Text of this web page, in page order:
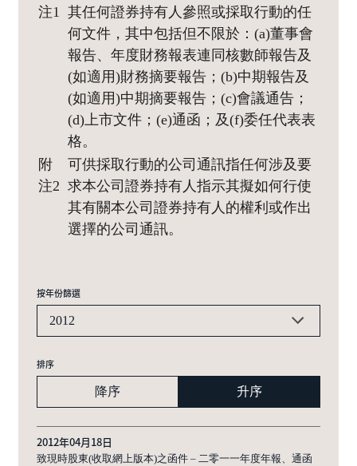
注1 其任何證券持有人參照或採取行動的任
何文件，其中包括但不限於：(a)董事會
報告、年度財務報表連同核數師報告及
(如適用)財務摘要報告；(b)中期報告及
(如適用)中期摘要報告；(c)會議通告；
(d)上市文件；(e)通函；及(f)委任代表表
格。
附
注2
可供採取行動的公司通訊指任何涉及要
求本公司證券持有人指示其擬如何行使
其有關本公司證券持有人的權利或作出
選擇的公司通訊。
按年份篩選
2012
排序
降序 升序
2012年04月18日
致現時股東(收取網上版本)之函件 – 二零一一年度年報、通函